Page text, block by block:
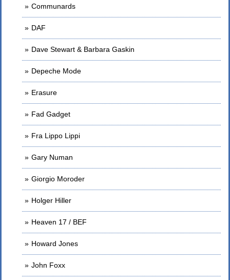
Communards
DAF
Dave Stewart & Barbara Gaskin
Depeche Mode
Erasure
Fad Gadget
Fra Lippo Lippi
Gary Numan
Giorgio Moroder
Holger Hiller
Heaven 17 / BEF
Howard Jones
John Foxx